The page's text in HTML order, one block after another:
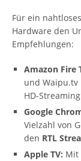
Für ein
Hardware den
Empfehlungen:
Amazon Fire
und
HD-
Google
Vielzahl von
den RTL
Apple TV: Mit